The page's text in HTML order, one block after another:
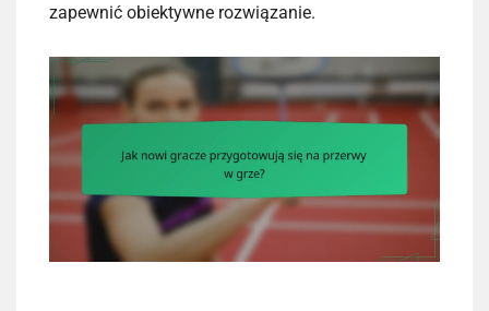
zapewnić obiektywne rozwiązanie.